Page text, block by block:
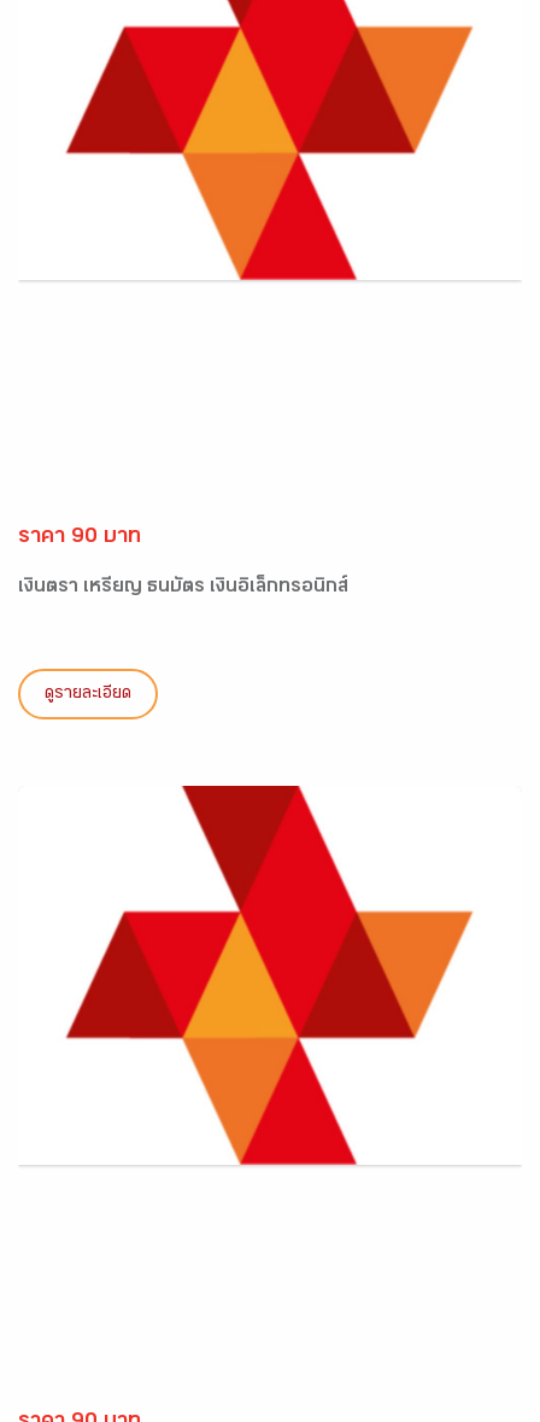
ราคา 90 บาท
เงินตรา เหรียญ ธนบัตร เงินอิเล็กทรอนิกส์
ดูรายละเอียด